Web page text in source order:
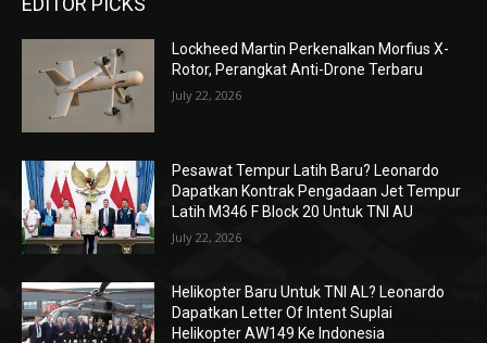
Lockheed Martin Perkenalkan Morfius X-
Rotor, Perangkat Anti-Drone Terbaru
July 22, 2026
Pesawat Tempur Latih Baru? Leonardo
Dapatkan Kontrak Pengadaan Jet Tempur
Latih M346 F Block 20 Untuk TNI AU
July 22, 2026
Helikopter Baru Untuk TNI AL? Leonardo
Dapatkan Letter Of Intent Suplai
Helikopter AW149 Ke Indonesia